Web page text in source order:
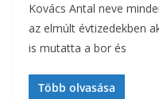
Kovács Antal neve
az elmúlt évtizedekben
is mutatta a bor és
Több olvasása